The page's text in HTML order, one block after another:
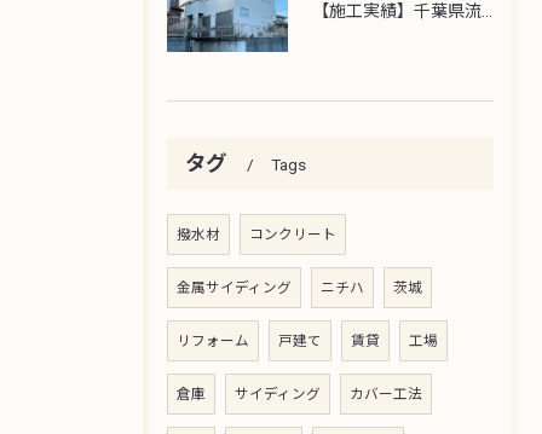
タグ Tags
撥水材 コンクリート
金属サイディング ニチハ 茨城
リフォーム 戸建て 賃貸 工場
倉庫 サイディング カバー工法